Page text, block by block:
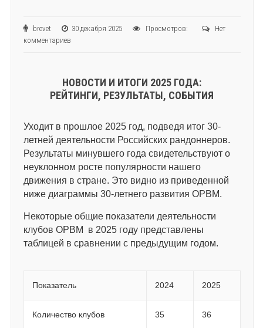
brevet 30 декабря 2025 Просмотров:
Нет
комментариев
НОВОСТИ И ИТОГИ 2025 ГОДА:
РЕЙТИНГИ, РЕЗУЛЬТАТЫ, СОБЫТИЯ
Уходит в прошлое 2025 год, подведя итог 30-
летней деятельности Российских рандоннеров.
Результаты минувшего года свидетельствуют о
неуклонном росте популярности нашего
движения в стране. Это видно из приведенной
ниже диаграммы 30-летнего развития ОРВМ.
Некоторые общие показатели деятельности
клубов ОРВМ в 2025 году представлены
таблицей в сравнении с предыдущим годом.
Показатель 2024 2025
Количество клубов 35 36